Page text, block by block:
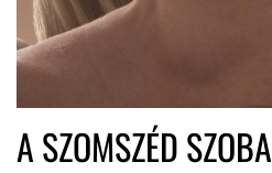
A SZOMSZÉD SZOBA